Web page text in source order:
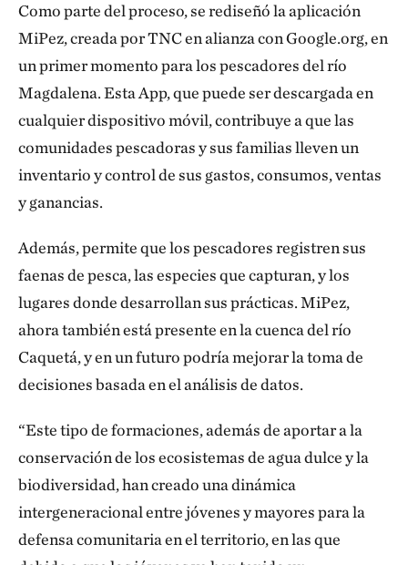
Como parte del proceso, se rediseñó la aplicación
MiPez, creada por TNC en alianza con Google.org, en
un primer momento para los pescadores del río
Magdalena. Esta App, que puede ser descargada en
cualquier dispositivo móvil, contribuye a que las
comunidades pescadoras y sus familias lleven un
inventario y control de sus gastos, consumos, ventas
y ganancias.
Además, permite que los pescadores registren sus
faenas de pesca, las especies que capturan, y los
lugares donde desarrollan sus prácticas. MiPez,
ahora también está presente en la cuenca del río
Caquetá, y en un futuro podría mejorar la toma de
decisiones basada en el análisis de datos.
“Este tipo de formaciones, además de aportar a la
conservación de los ecosistemas de agua dulce y la
biodiversidad, han creado una dinámica
intergeneracional entre jóvenes y mayores para la
defensa comunitaria en el territorio, en las que